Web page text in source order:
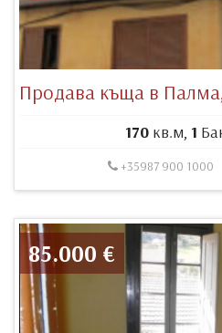
170 кв.м, 1
+35987 900 1000
85.000 €